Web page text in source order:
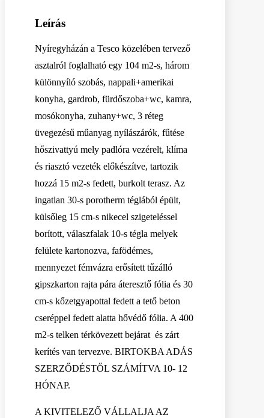
Leírás
Nyíregyházán a Tesco közelében tervező
asztalról foglalható egy 104 m2-s, három
különnyíló szobás, nappali+amerikai
konyha, gardrob, fürdőszoba+wc, kamra,
mosókonyha, zuhany+wc, 3 réteg
üvegezésű műanyag nyílászárók, fűtése
hőszivattyú mely padlóra vezérelt, klíma
és riasztó vezeték előkészítve, tartozik
hozzá 15 m2-s fedett, burkolt terasz. Az
ingatlan 30-s porotherm téglából épült,
külsőleg 15 cm-s nikecel szigeteléssel
borított, válaszfalak 10-s tégla melyek
felülete kartonozva, fafödémes,
mennyezet fémvázra erősített tűzálló
gipszkarton rajta pára áteresztő fólia és 30
cm-s kőzetgyapottal fedett a tető beton
cseréppel fedett alatta hővédő fólia. A 400
m2-s telken térkövezett bejárat és zárt
kerítés van tervezve. BIRTOKBA ADÁS
SZERZŐDÉSTŐL SZÁMÍTVA 10- 12
HÓNAP.
A KIVITELEZŐ VÁLLALJA AZ